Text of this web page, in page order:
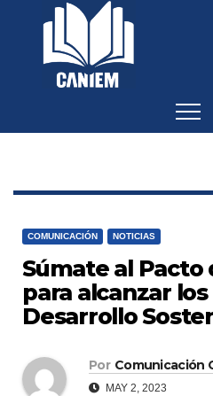
COMUNICACIÓN NOTICIAS
Súmate al Pacto
para alcanzar
Desarrollo
Por Comunicación
MAY 2, 2023